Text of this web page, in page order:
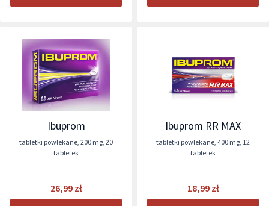
Ibuprom
tabletki powlekane, 200 mg, 20
tabletek
26,99 zł
Ibuprom RR MAX
tabletki powlekane, 400 mg, 12
tabletek
18,99 zł